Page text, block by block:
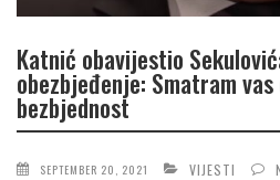
Katnić obavijestio
obezbjeđenje: Smatram
bezbjednost
SEPTEMBER 20, 2021 VIJESTI